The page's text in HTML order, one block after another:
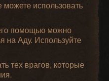
можете использовать
помощью можно
на Аду. Используйте
тех врагов, которые